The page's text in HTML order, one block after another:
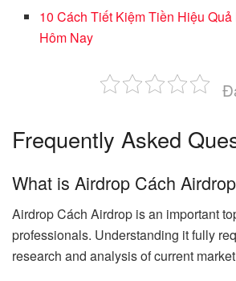
10 Cách Tiết Kiệm Tiền Hiệu
Hôm Nay
Frequently Asked
What is Airdrop Cách
Airdrop Cách Airdrop is an important
professionals. Understanding it fully
research and analysis of current